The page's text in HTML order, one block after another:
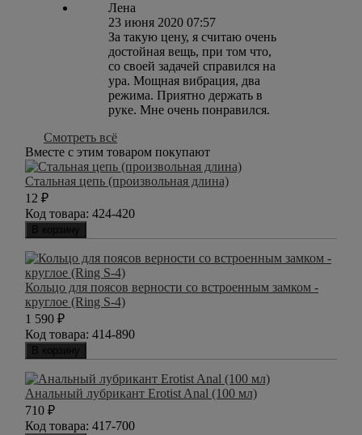
Лена
23 июня 2020 07:57
За такую цену, я считаю очень
достойная вещь, при том что,
со своей задачей справился на
ура. Мощная вибрация, два
режима. Приятно держать в
руке. Мне очень понравился.
Смотреть всё
Вместе с этим товаром покупают
Стальная цепь (произвольная длина)
12 ₽
Код товара: 424-420
В корзину
Кольцо для поясов верности со встроенным замком -
круглое (Ring S-4)
1 590 ₽
Код товара: 414-890
В корзину
Анальный лубрикант Erotist Anal (100 мл)
710 ₽
Код товара: 417-700